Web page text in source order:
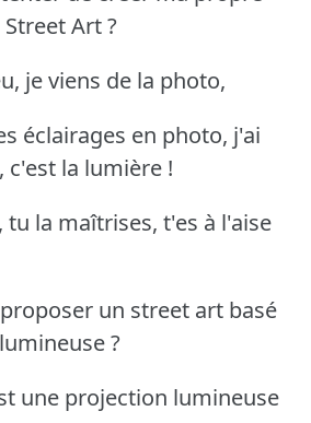
Art ?
je viens de la photo,
éclairages en photo, j'ai
c'est la lumière !
tu la maîtrises, t'es à l'aise
un street art basé
?
une projection lumineuse